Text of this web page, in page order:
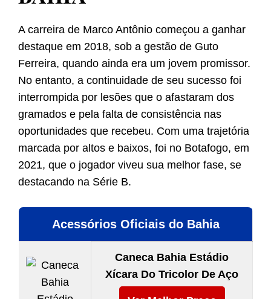
A carreira de Marco Antônio começou a ganhar
destaque em 2018, sob a gestão de Guto
Ferreira, quando ainda era um jovem promissor.
No entanto, a continuidade de seu sucesso foi
interrompida por lesões que o afastaram dos
gramados e pela falta de consistência nas
oportunidades que recebeu. Com uma trajetória
marcada por altos e baixos, foi no Botafogo, em
2021, que o jogador viveu sua melhor fase, se
destacando na Série B.
Acessórios Oficiais do Bahia
Caneca Bahia Estádio
Xícara Do Tricolor De Aço